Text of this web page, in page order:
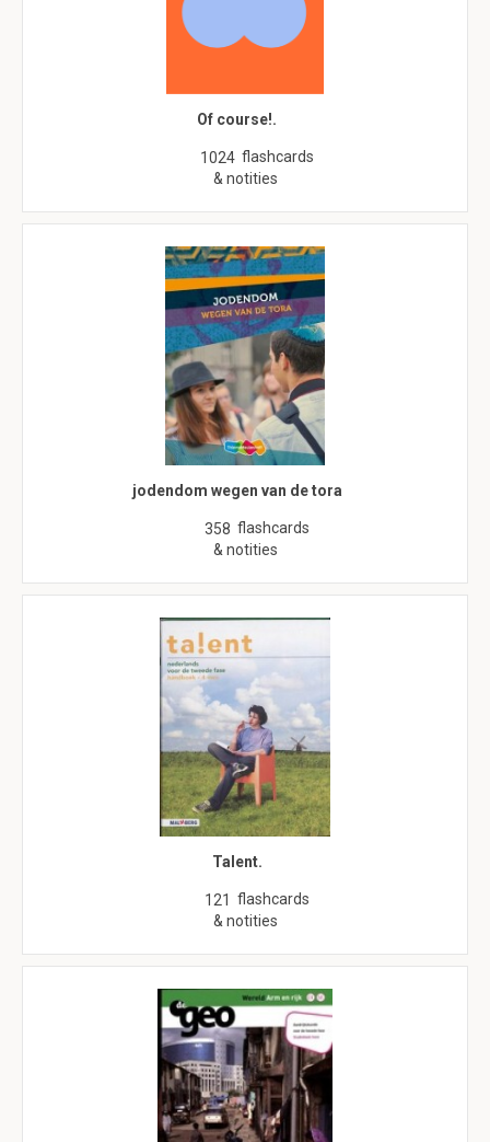
Of course!.
1024 flashcards
& notities
jodendom wegen van de tora
358 flashcards
& notities
Talent.
121 flashcards
& notities